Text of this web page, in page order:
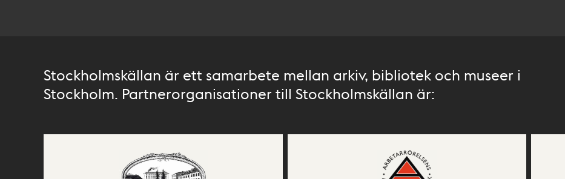
Stockholmskällan är ett samarbete mellan arkiv, bibliotek och museer i
Stockholm. Partnerorganisationer till Stockholmskällan är: